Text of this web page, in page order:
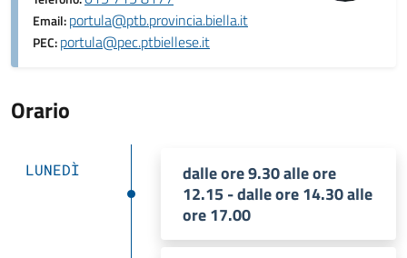
Email:portula@ptb.provincia.biella.it
PEC:portula@pec.ptbiellese.it
Orario
LUNEDÌ
dalle ore 9.30 alle ore
12.15 - dalle ore 14.30 alle
ore 17.00